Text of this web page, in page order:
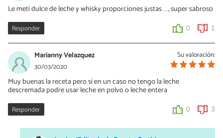
Le metí dulce de leche y whisky proporciones justas . . , super sabroso
Responder 0 1
Su valoración:
Marianny Velazquez
30/03/2020
Muy buenas la receta pero si en un caso no tengo la leche
descremada podre usar leche en polvo o leche entera
Responder 0 3